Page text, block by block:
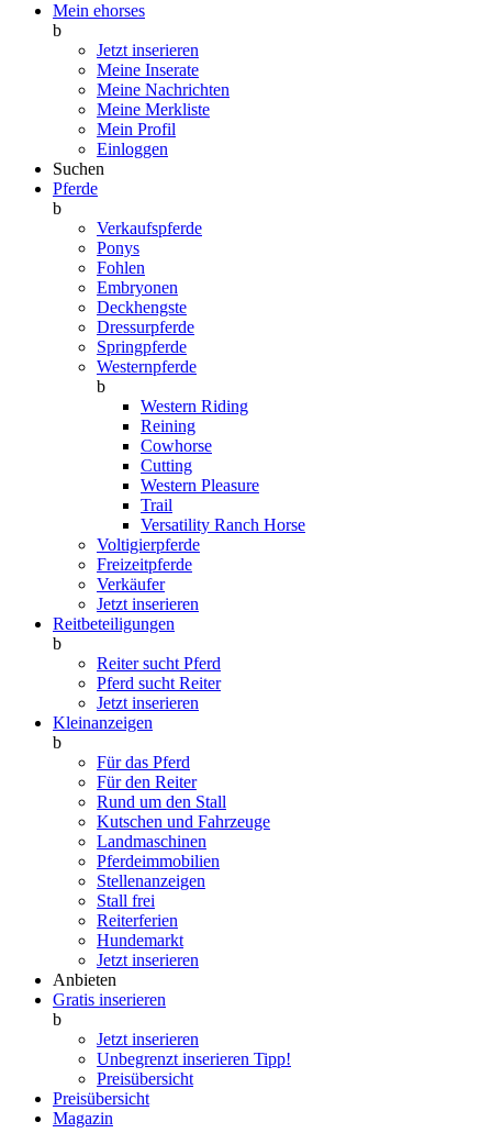
Mein ehorses
b
Jetzt inserieren
Meine Inserate
Meine Nachrichten
Meine Merkliste
Mein Profil
Einloggen
Suchen
Pferde
b
Verkaufspferde
Ponys
Fohlen
Embryonen
Deckhengste
Dressurpferde
Springpferde
Westernpferde
b
Western Riding
Reining
Cowhorse
Cutting
Western Pleasure
Trail
Versatility Ranch Horse
Voltigierpferde
Freizeitpferde
Verkäufer
Jetzt inserieren
Reitbeteiligungen
b
Reiter sucht Pferd
Pferd sucht Reiter
Jetzt inserieren
Kleinanzeigen
b
Für das Pferd
Für den Reiter
Rund um den Stall
Kutschen und Fahrzeuge
Landmaschinen
Pferdeimmobilien
Stellenanzeigen
Stall frei
Reiterferien
Hundemarkt
Jetzt inserieren
Anbieten
Gratis inserieren
b
Jetzt inserieren
Unbegrenzt inserieren Tipp!
Preisübersicht
Preisübersicht
Magazin